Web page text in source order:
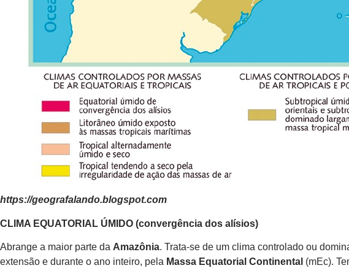
https://geografalando.blogspot.com
CLIMA EQUATORIAL ÚMIDO (convergência dos alísios)
Abrange a maior parte da Amazônia. Trata-se de um clima controlado ou
extensão e durante o ano inteiro, pela Massa Equatorial Continental (mEc).